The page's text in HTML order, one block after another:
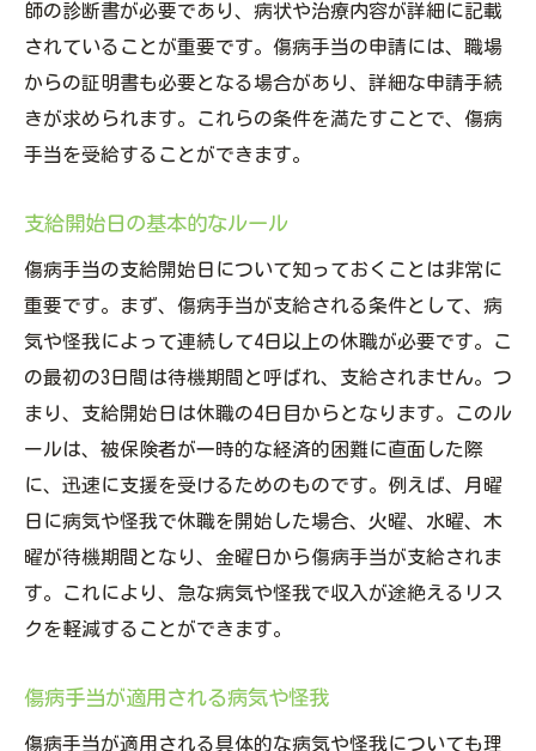
支給停止の理由と対応策
支給終了後の生活設計
傷病手当の支給を受けるための準備と必要書類
準備すべき書類とその取得方法
申請前に確認すべきこと
医療機関との連携
健康保険組合への提出方法
書類不備を防ぐポイント
支給開始までの平均期間
支給開始日が遅れる理由
早期支給のための対策
支給開始通知の確認方法
支給日が確定するまでの流れ
師の診断書が必要であり、病状や治療内容が詳細に記載
されていることが重要です。傷病手当の申請には、職場
からの証明書も必要となる場合があり、詳細な申請手続
きが求められます。これらの条件を満たすことで、傷病
手当を受給することができます。
支給開始日の基本的なルール
傷病手当の支給開始日について知っておくことは非常に
重要です。まず、傷病手当が支給される条件として、病
気や怪我によって連続して4日以上の休職が必要です。こ
の最初の3日間は待機期間と呼ばれ、支給されません。つ
まり、支給開始日は休職の4日目からとなります。このル
ールは、被保険者が一時的な経済的困難に直面した際
に、迅速に支援を受けるためのものです。例えば、月曜
日に病気や怪我で休職を開始した場合、火曜、水曜、木
曜が待機期間となり、金曜日から傷病手当が支給されま
す。これにより、急な病気や怪我で収入が途絶えるリス
クを軽減することができます。
傷病手当が適用される病気や怪我
傷病手当が適用される具体的な病気や怪我についても理